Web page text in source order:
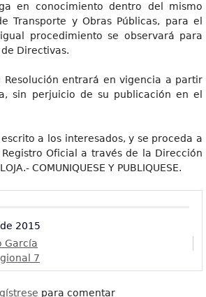
en conocimiento dentro del mismo
Transporte y Obras Públicas, para el
procedimiento se observará para
Directivas.
Resolución entrará en vigencia a partir
sin perjuicio de su publicación en el
a los interesados, y se proceda a
Oficial a través de la Dirección
COMUNIQUESE Y PUBLIQUESE.
2015
García
7
para comentar